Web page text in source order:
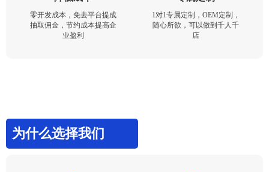
零开发成本，免去平台提成
抽取佣金，节约成本提高企
业盈利
1对1专属定制，OEM定制，
随心所欲，可以做到千人千
店
为什么选择我们